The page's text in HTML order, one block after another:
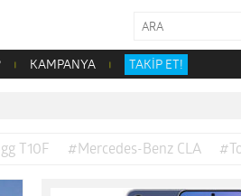
KAMPANYA TAKİP ET!
T10F #Mercedes-Benz CLA